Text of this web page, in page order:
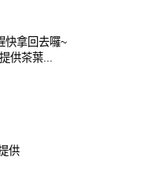
快拿回去囉~
供茶葉...
供